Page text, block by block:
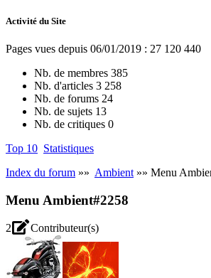
Activité du Site
Pages vues depuis 06/01/2019 : 27 120 440
Nb. de membres 385
Nb. d'articles 3 258
Nb. de forums 24
Nb. de sujets 13
Nb. de critiques 0
Top 10 Statistiques
Index du forum »» Ambient »» Menu
Menu Ambient#2258
2 Contributeur(s)